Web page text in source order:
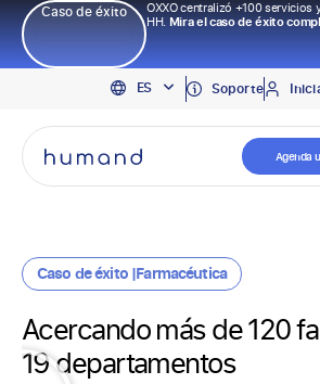
Caso de éxito
OXXO centralizó +100 servicios
HH.Mira el caso de éxito
ES
EN
PT
Soporte
Agenda
Caso de éxito |Farmacéutica
Acercando más de 120
19 departamentos